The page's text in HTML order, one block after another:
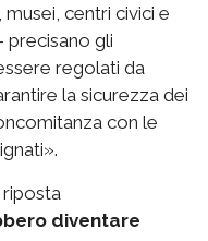
centri civici e
precisano gli
regolati da
la sicurezza dei
con le
diventare